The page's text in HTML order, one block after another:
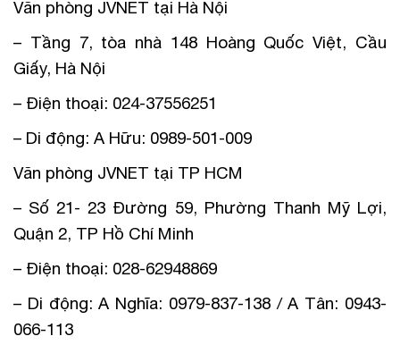
Văn phòng JVNET tại Hà Nội
– Tầng 7, tòa nhà 148 Hoàng Quốc Việt, Cầu
Giấy, Hà Nội
– Điện thoại: 024-37556251
– Di động: A Hữu: 0989-501-009
Văn phòng JVNET tại TP HCM
– Số 21- 23 Đường 59, Phường Thanh Mỹ Lợi,
Quận 2, TP Hồ Chí Minh
– Điện thoại: 028-62948869
– Di động: A Nghĩa: 0979-837-138 / A Tân: 0943-
066-113